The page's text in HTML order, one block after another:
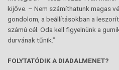
kijőve. – Nem számíthatunk magas
gondolom, a beállításokban a
számú cél. Oda kell figyelnünk a
durvának tűnik.”
FOLYTATÓDIK A DIADALMENET?